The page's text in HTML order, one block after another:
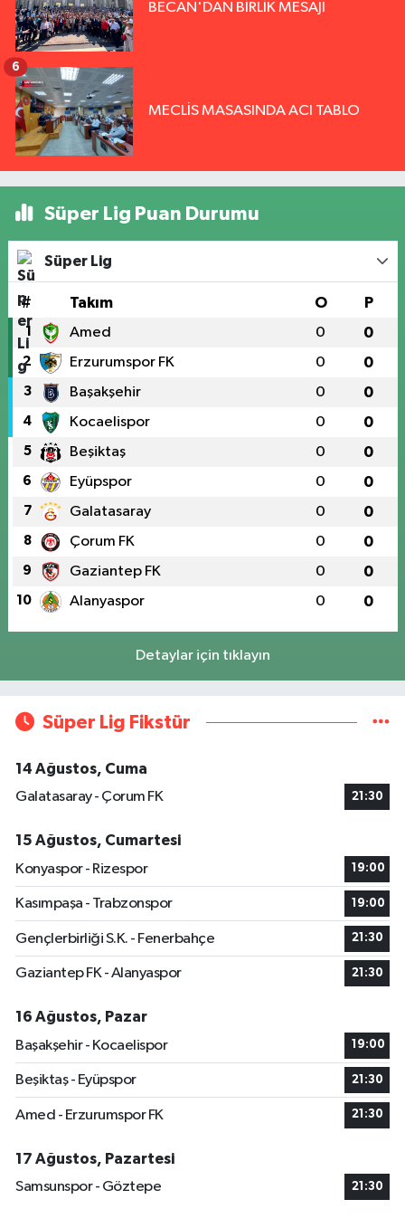
BECAN'DAN BİRLİK MESAJI
MECLİS MASASINDA ACI TABLO
6
Süper Lig Puan Durumu
Süper Lig
# Takım O P
1 Amed 0 0
2 Erzurumspor FK 0 0
3 Başakşehir 0 0
4 Kocaelispor 0 0
5 Beşiktaş 0 0
6 Eyüpspor 0 0
7 Galatasaray 0 0
8 Çorum FK 0 0
9 Gaziantep FK 0 0
10 Alanyaspor 0 0
Detaylar için tıklayın
Süper Lig Fikstür
14 Ağustos, Cuma
Galatasaray - Çorum FK
21:30
15 Ağustos, Cumartesi
Konyaspor - Rizespor
19:00
Kasımpaşa - Trabzonspor 19:00
Gençlerbirliği S.K. - Fenerbahçe 21:30
Gaziantep FK - Alanyaspor 21:30
16 Ağustos, Pazar
Başakşehir - Kocaelispor
19:00
Beşiktaş - Eyüpspor 21:30
Amed - Erzurumspor FK 21:30
17 Ağustos, Pazartesi
Samsunspor - Göztepe
21:30